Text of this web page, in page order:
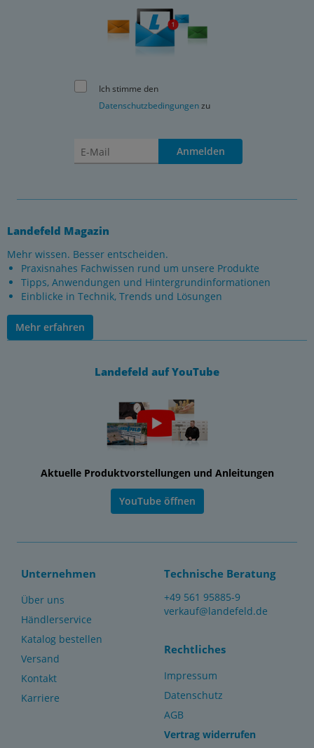
Ich stimme den
Datenschutzbedingungenzu
Anmelden
Landefeld Magazin
Mehr wissen. Besser entscheiden.
Praxisnahes Fachwissen rund um unsere Produkte
Tipps, Anwendungen und Hintergrundinformationen
Einblicke in Technik, Trends und Lösungen
Mehr erfahren
Landefeld auf YouTube
Aktuelle Produktvorstellungen und Anleitungen
YouTube öffnen
Unternehmen
Über uns
Händlerservice
Katalog bestellen
Versand
Kontakt
Karriere
Technische Beratung
+49 561 95885-9
verkauf@landefeld.de
Rechtliches
Impressum
Datenschutz
AGB
Vertrag widerrufen